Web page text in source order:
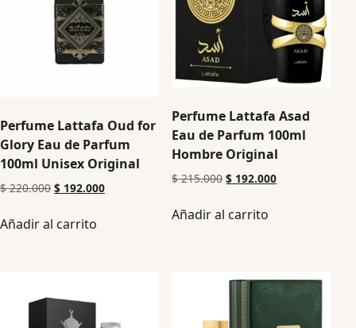
Perfume Lattafa Oud for
Glory Eau de Parfum
100ml Unisex Original
$220.000 $ 192.000
Añadir al carrito
Perfume Lattafa Asad
Eau de Parfum 100ml
Hombre Original
$215.000 $ 192.000
Añadir al carrito